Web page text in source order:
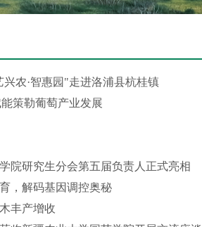
农·智惠园"走进洛浦县杭桂镇
策勒葡萄产业发展
院研究生分会第五届负责人正式亮相
，解码基因调控奥秘
丰产增收